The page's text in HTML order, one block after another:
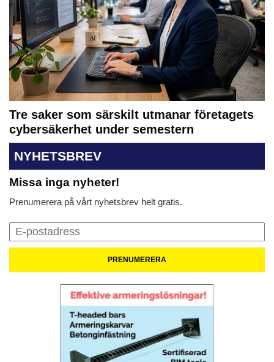
Tre saker som särskilt utmanar företagets
cybersäkerhet under semestern
NYHETSBREV
Missa inga nyheter!
Prenumerera på vårt nyhetsbrev helt gratis.